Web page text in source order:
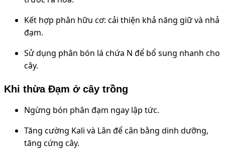
Kết hợp phân hữu cơ: cải thiện khả năng giữ và nhả
đạm.
Sử dụng phân bón lá chứa N để bổ sung nhanh cho
cây.
Khi thừa Đạm ở cây trồng
Ngừng bón phân đạm ngay lập tức.
Tăng cường Kali và Lân để cân bằng dinh dưỡng,
tăng cứng cây.